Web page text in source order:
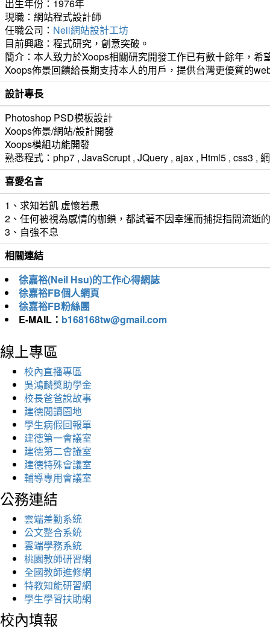
出生年份：1976年
現職：網站程式設計師
任職公司： Neil網站設計工坊
目前興趣：程式研究，創意突破。
簡介：本人致力於Xoops相關研究開發工作已有數十餘年，
Xoops佈景回饋給長期支持本人的用戶，提供台灣更優質的
設計專長
Photoshop PSD模板設計
Xoops佈景/網站/設計開發
Xoops模組功能開發
熟悉程式：php7 , JavaScrupt , JQuery , ajax , Html5 , css3 ,
喜愛名言
1、求知若飢 虛懷若愚
2、任何被視為感情的枷鎖，都試著不因幸運而捕捉指間流逝
3、自強不息
相關連結
徐嘉裕(Neil Hsu)的工作心得網誌
徐嘉裕FB個人網頁
徐嘉裕FB粉絲團
E-MAIL： b168168tw@gmail.com
線上專區
校內直播專區
吳鴻麟獎助學金
校長爸爸說故事
建德閱讀園地
學生病假回報單
建德第一會議室
建德第二會議室
建德特殊會議室
輔導專用會議室
公務連結
雲端差勤系統
公文整合系統
雲端學務系統
桃園教師研習網
全國教師進修網
特教知能研習網
學生學習扶助網
校內填報